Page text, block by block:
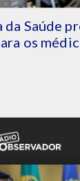
Saúde
os